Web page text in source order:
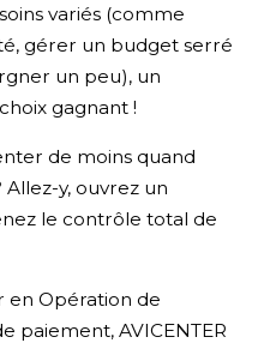
variés (comme
gérer un budget serré
un peu), un
gagnant !
de moins quand
y, ouvrez un
le contrôle total de
en Opération de
paiement,